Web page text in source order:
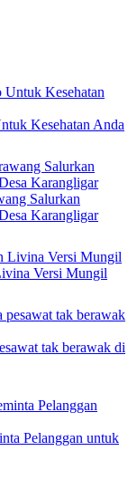
Kesehatan Anda
Salurkan
Karangligar
Versi Mungil
tak berawak di
Pelanggan untuk